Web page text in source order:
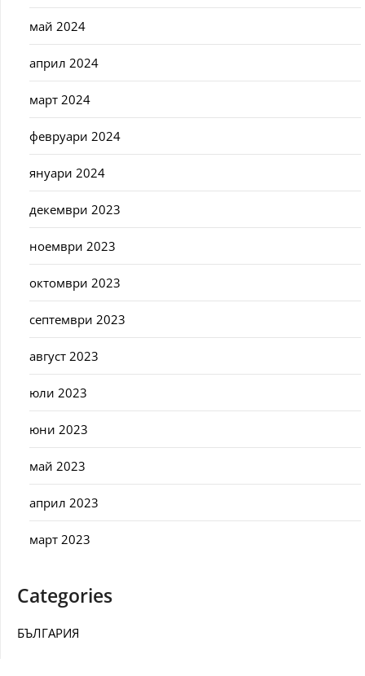
май 2024
април 2024
март 2024
февруари 2024
януари 2024
декември 2023
ноември 2023
октомври 2023
септември 2023
август 2023
юли 2023
юни 2023
май 2023
април 2023
март 2023
Categories
БЪЛГАРИЯ